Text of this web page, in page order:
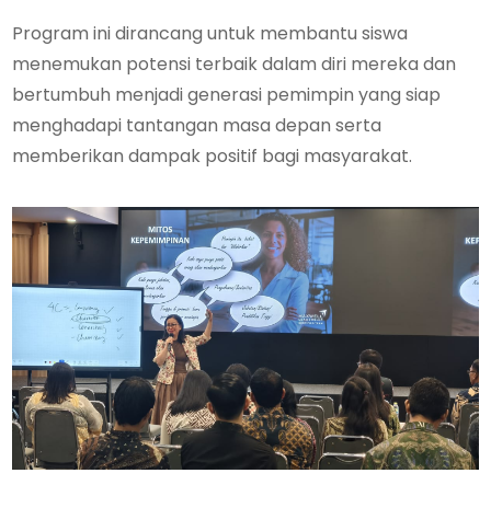
Program ini dirancang untuk membantu siswa
menemukan potensi terbaik dalam diri mereka dan
bertumbuh menjadi generasi pemimpin yang siap
menghadapi tantangan masa depan serta
memberikan dampak positif bagi masyarakat.